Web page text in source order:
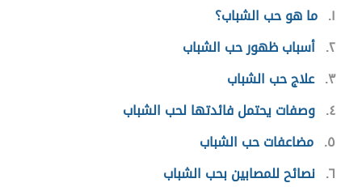
١ ما هو حب الشباب؟
٢ أسباب ظهور حب الشباب
٣ علاج حب الشباب
٤ وصفات يحتمل فائدتها لحب الشباب
٥ مضاعفات حب الشباب
٦ نصائح للمصابين بحب الشباب